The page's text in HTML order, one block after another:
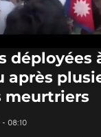
déployées
après
meurtriers
- 08:10